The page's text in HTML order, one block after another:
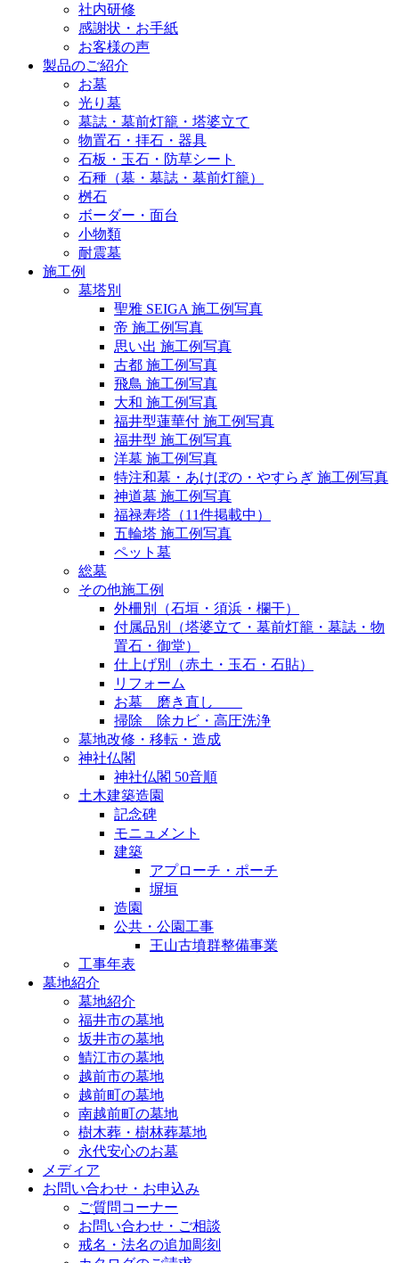
社内研修
感謝状・お手紙
お客様の声
製品のご紹介
お墓
光り墓
墓誌・墓前灯籠・塔婆立て
物置石・拝石・器具
石板・玉石・防草シート
石種（墓・墓誌・墓前灯籠）
桝石
ボーダー・面台
小物類
耐震墓
施工例
墓塔別
聖雅 SEIGA 施工例写真
帝 施工例写真
思い出 施工例写真
古都 施工例写真
飛鳥 施工例写真
大和 施工例写真
福井型蓮華付 施工例写真
福井型 施工例写真
洋墓 施工例写真
特注和墓・あけぼの・やすらぎ 施工例写真
神道墓 施工例写真
福禄寿塔（11件掲載中）
五輪塔 施工例写真
ペット墓
総墓
その他施工例
外柵別（石垣・須浜・欄干）
付属品別（塔婆立て・墓前灯籠・墓誌・物
置石・御堂）
仕上げ別（赤土・玉石・石貼）
リフォーム
お墓 磨き直し
掃除 除カビ・高圧洗浄
墓地改修・移転・造成
神社仏閣
神社仏閣 50音順
土木建築造園
記念碑
モニュメント
建築
アプローチ・ポーチ
塀垣
造園
公共・公園工事
王山古墳群整備事業
工事年表
墓地紹介
墓地紹介
福井市の墓地
坂井市の墓地
鯖江市の墓地
越前市の墓地
越前町の墓地
南越前町の墓地
樹木葬・樹林葬墓地
永代安心のお墓
メディア
お問い合わせ・お申込み
ご質問コーナー
お問い合わせ・ご相談
戒名・法名の追加彫刻